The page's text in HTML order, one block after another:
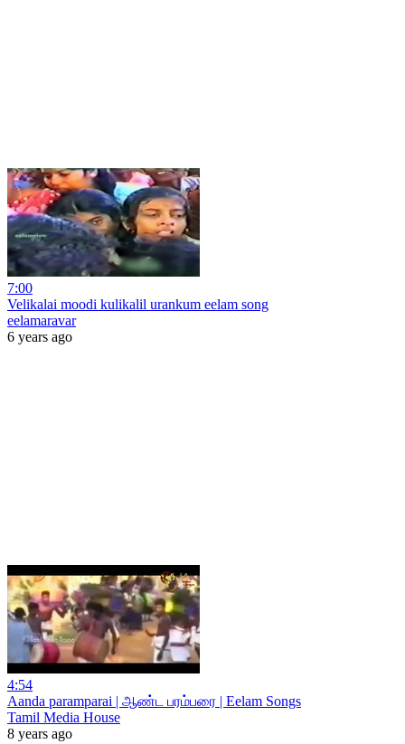
7:00
Velikalai moodi kulikalil urankum eelam song
eelamaravar
6 years ago
4:54
Aanda paramparai | ஆண்ட பரம்பரை | Eelam Songs
Tamil Media House
8 years ago